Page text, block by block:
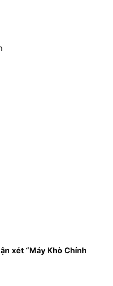
xét “Máy Khò Chỉnh